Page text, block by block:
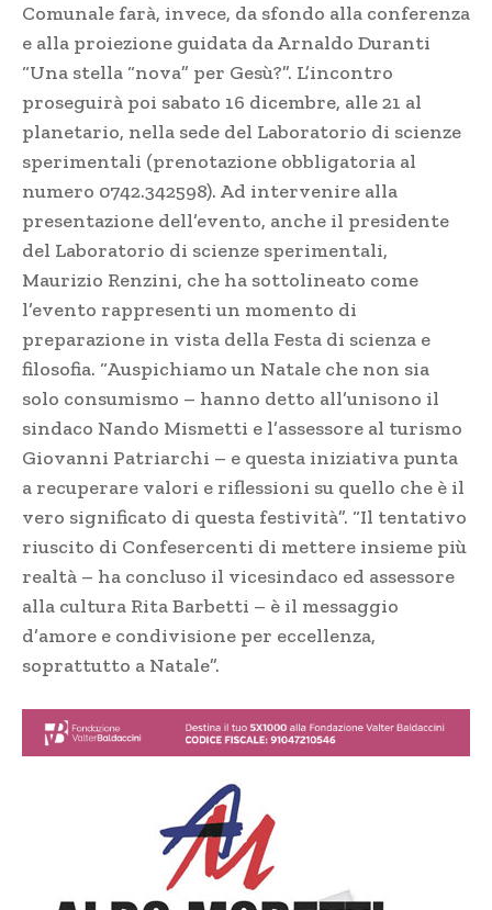
Comunale farà, invece, da sfondo alla conferenza
e alla proiezione guidata da Arnaldo Duranti
“Una stella “nova” per Gesù?”. L’incontro
proseguirà poi sabato 16 dicembre, alle 21 al
planetario, nella sede del Laboratorio di scienze
sperimentali (prenotazione obbligatoria al
numero 0742.342598). Ad intervenire alla
presentazione dell’evento, anche il presidente
del Laboratorio di scienze sperimentali,
Maurizio Renzini, che ha sottolineato come
l’evento rappresenti un momento di
preparazione in vista della Festa di scienza e
filosofia. “Auspichiamo un Natale che non sia
solo consumismo – hanno detto all’unisono il
sindaco Nando Mismetti e l’assessore al turismo
Giovanni Patriarchi – e questa iniziativa punta
a recuperare valori e riflessioni su quello che è il
vero significato di questa festività”. “Il tentativo
riuscito di Confesercenti di mettere insieme più
realtà – ha concluso il vicesindaco ed assessore
alla cultura Rita Barbetti – è il messaggio
d’amore e condivisione per eccellenza,
soprattutto a Natale”.